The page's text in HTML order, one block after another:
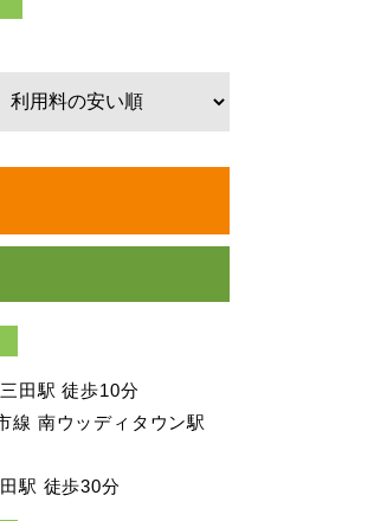
田駅 徒歩10分
線 南ウッディタウン駅
駅 徒歩30分